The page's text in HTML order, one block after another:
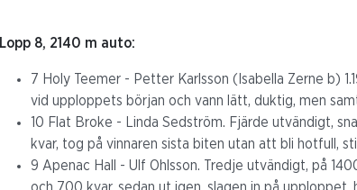
Lopp 8, 2140 m auto:
7 Holy Teemer - Petter Karlsson (Isabella Zerne b)
vid upploppets början och vann lätt, duktig, men
10 Flat Broke - Linda Sedström. Fjärde utvändigt,
kvar, tog på vinnaren sista biten utan att bli hotfull,
9 Apenac Hall - Ulf Ohlsson. Tredje utvändigt, på